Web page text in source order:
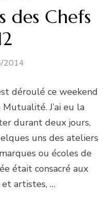
des Chefs
2014
déroulé ce weekend
J’ai eu la
durant deux jours,
uns des ateliers
ou écoles de
était consacré aux
artistes, …